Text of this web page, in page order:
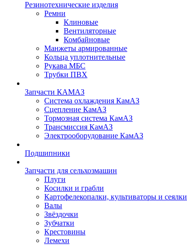
Резинотехнические изделия
Ремни
Клиновые
Вентиляторные
Комбайновые
Манжеты армированные
Кольца уплотнительные
Рукава МБС
Трубки ПВХ
Запчасти КАМАЗ
Система охлаждения КамАЗ
Сцепление КамАЗ
Тормозная система КамАЗ
Трансмиссия КамАЗ
Электрооборудование КамАЗ
Подшипники
Запчасти для сельхозмашин
Плуги
Косилки и грабли
Картофелекопалки, культиваторы и сеялки
Валы
Звёздочки
Зубчатки
Крестовины
Лемехи